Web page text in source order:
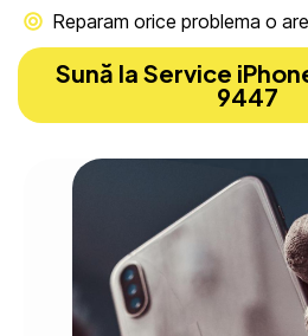
Reparam orice problema o
Sună la Service
9447